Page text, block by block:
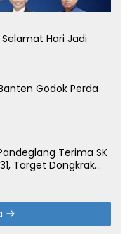
Hari Jadi
Godok Perda
Terima SK
Target Dongkrak